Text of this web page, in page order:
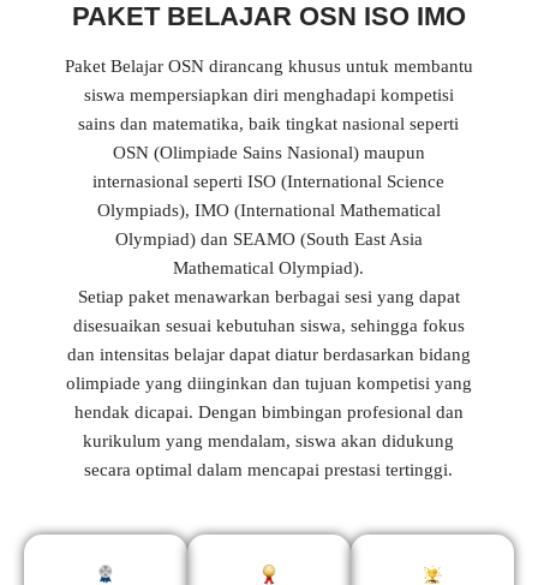
PAKET BELAJAR OSN ISO IMO
Paket Belajar OSN dirancang khusus untuk membantu
siswa mempersiapkan diri menghadapi kompetisi
sains dan matematika, baik tingkat nasional seperti
OSN (Olimpiade Sains Nasional) maupun
internasional seperti ISO (International Science
Olympiads), IMO (International Mathematical
Olympiad) dan SEAMO (South East Asia
Mathematical Olympiad).
Setiap paket menawarkan berbagai sesi yang dapat
disesuaikan sesuai kebutuhan siswa, sehingga fokus
dan intensitas belajar dapat diatur berdasarkan bidang
olimpiade yang diinginkan dan tujuan kompetisi yang
hendak dicapai. Dengan bimbingan profesional dan
kurikulum yang mendalam, siswa akan didukung
secara optimal dalam mencapai prestasi tertinggi.